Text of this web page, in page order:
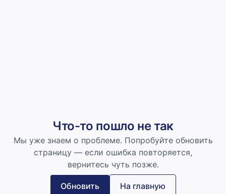
Что-то пошло не так
Мы уже знаем о проблеме. Попробуйте обновить
страницу — если ошибка повторяется,
вернитесь чуть позже.
Обновить На главную